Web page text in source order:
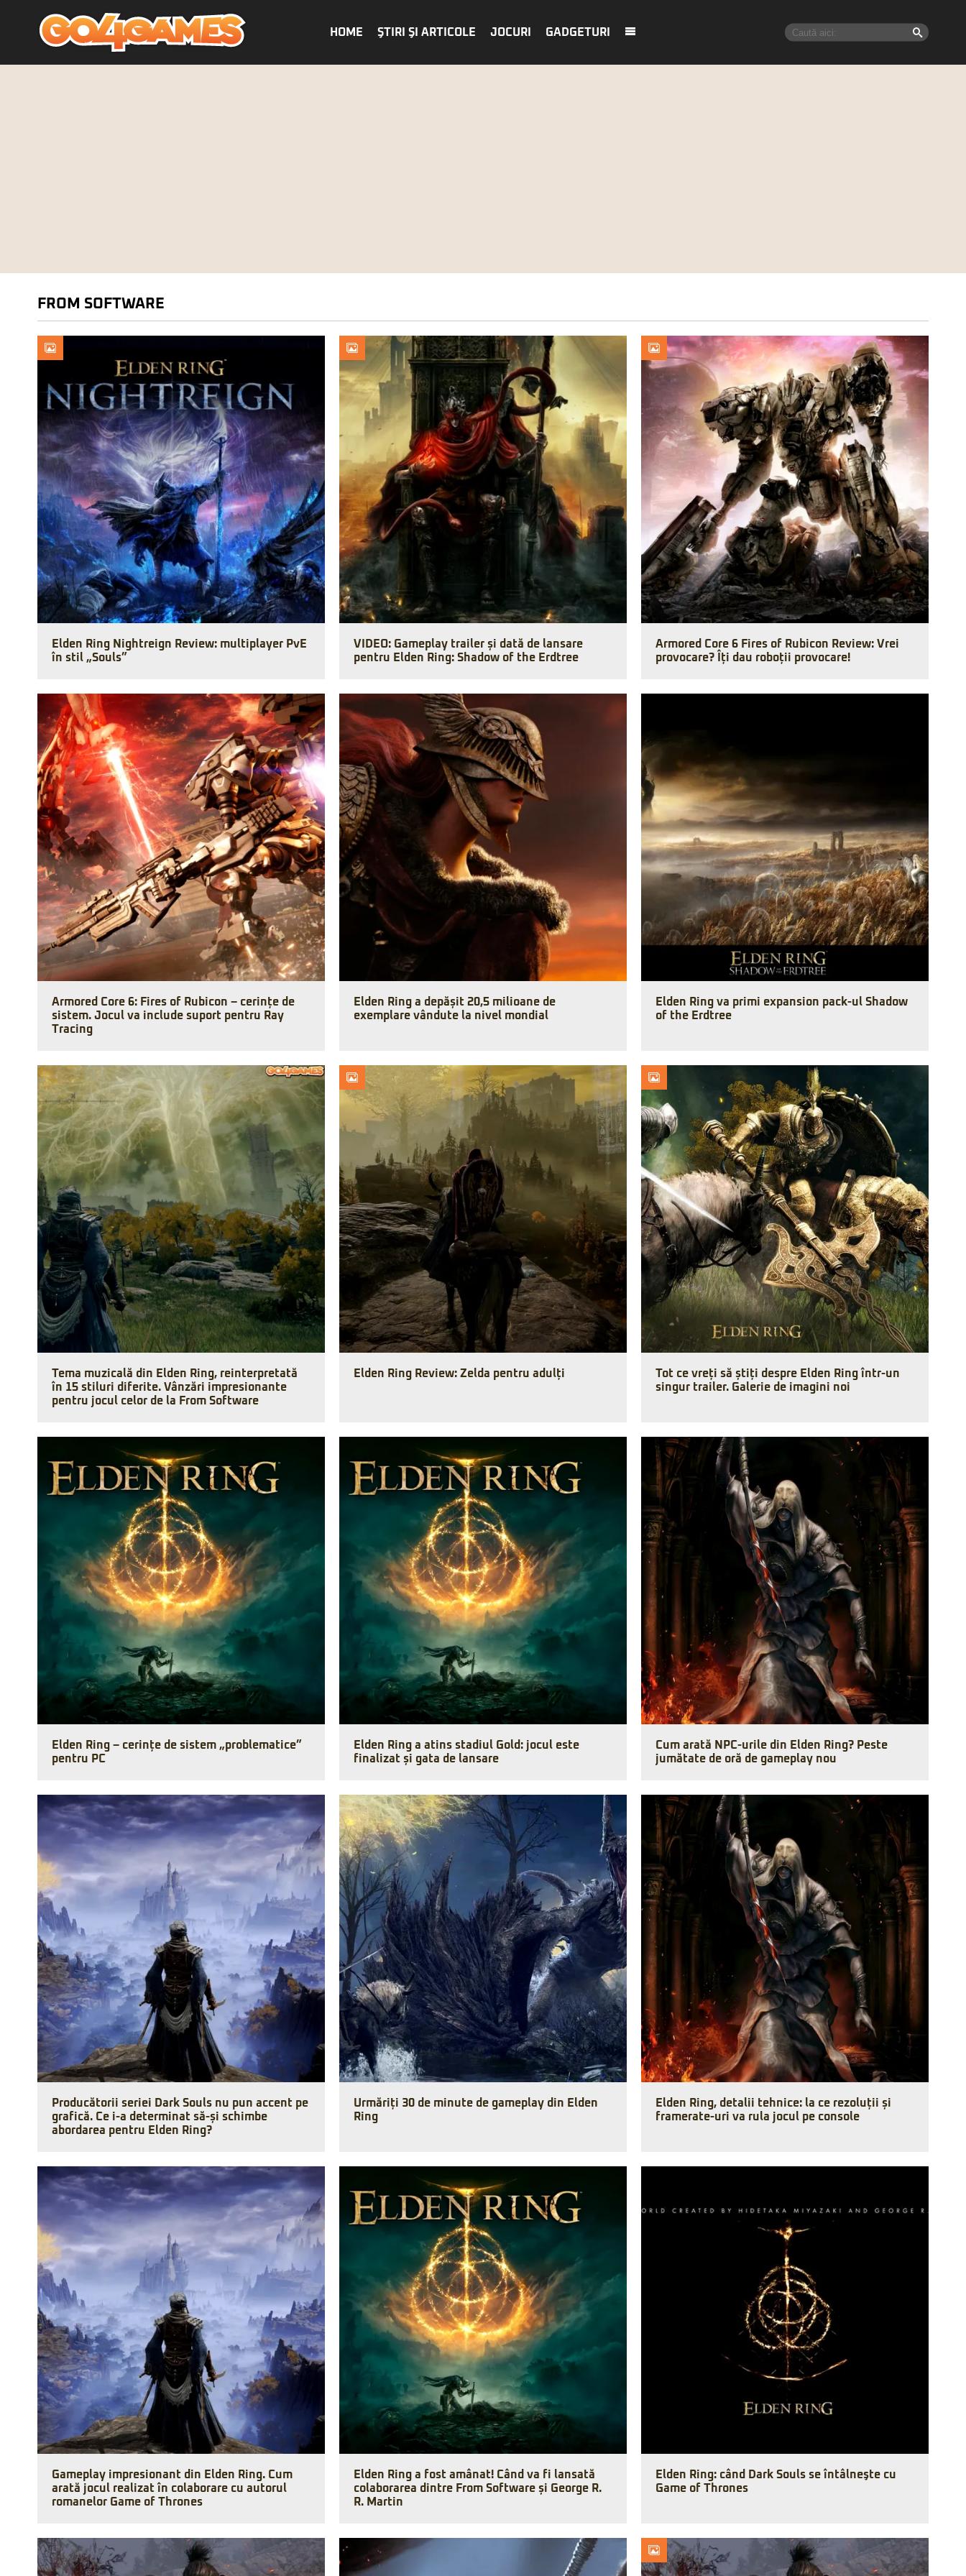
HOME ŞTIRI ŞI ARTICOLE JOCURI GADGETURI
FROM SOFTWARE
Elden Ring Nightreign Review: multiplayer PvE
în stil „Souls”
VIDEO: Gameplay trailer și dată de lansare
pentru Elden Ring: Shadow of the Erdtree
Armored Core 6 Fires of Rubicon Review: Vrei
provocare? Îți dau roboții provocare!
Armored Core 6: Fires of Rubicon – cerințe de
sistem. Jocul va include suport pentru Ray
Tracing
Elden Ring a depășit 20,5 milioane de
exemplare vândute la nivel mondial
Elden Ring va primi expansion pack-ul Shadow
of the Erdtree
Tema muzicală din Elden Ring, reinterpretată
în 15 stiluri diferite. Vânzări impresionante
pentru jocul celor de la From Software
Elden Ring Review: Zelda pentru adulți
Tot ce vreți să știți despre Elden Ring într-un
singur trailer. Galerie de imagini noi
Elden Ring – cerințe de sistem „problematice”
pentru PC
Elden Ring a atins stadiul Gold: jocul este
finalizat și gata de lansare
Cum arată NPC-urile din Elden Ring? Peste
jumătate de oră de gameplay nou
Producătorii seriei Dark Souls nu pun accent pe
grafică. Ce i-a determinat să-și schimbe
abordarea pentru Elden Ring?
Urmăriți 30 de minute de gameplay din Elden
Ring
Elden Ring, detalii tehnice: la ce rezoluții și
framerate-uri va rula jocul pe console
Gameplay impresionant din Elden Ring. Cum
arată jocul realizat în colaborare cu autorul
romanelor Game of Thrones
Elden Ring a fost amânat! Când va fi lansată
colaborarea dintre From Software și George R.
R. Martin
Elden Ring: când Dark Souls se întâlneşte cu
Game of Thrones